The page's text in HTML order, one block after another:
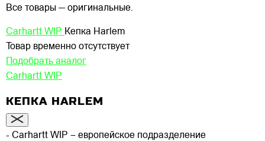
Все товары — оригинальные.
Carhartt WIP Кепка Harlem
Товар временно отсутствует
Подобрать аналог
Carhartt WIP
КЕПКА HARLEM
- Carhartt WIP – европейское подразделение